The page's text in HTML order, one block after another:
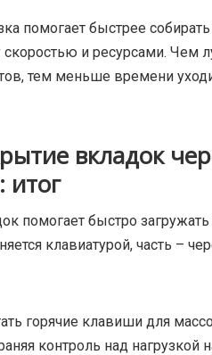
помогает быстрее
и ресурсами. Чем
тем меньше времени
вкладок
итог
помогает быстро
клавиатурой, часть –
горячие клавиши для
контроль над нагрузкой